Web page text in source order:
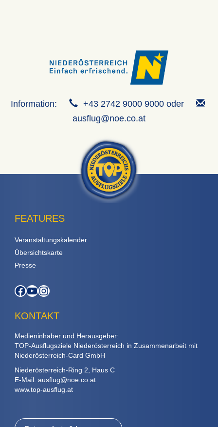
Information:
+43 2742 9000 9000 oder
ausflug@noe.co.at
FEATURES
Veranstaltungskalender
Übersichtskarte
Presse
Facebook
YouTube
Instagram
KONTAKT
Medieninhaber und Herausgeber:
TOP-Ausflugsziele Niederösterreich in Zusammenarbeit mit
Niederösterreich-Card GmbH
Niederösterreich-Ring 2, Haus C
E-Mail: ausflug@noe.co.at
www.top-ausflug.at